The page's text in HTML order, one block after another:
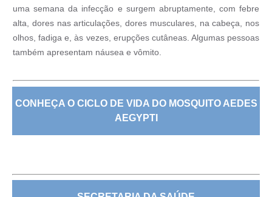
uma semana da infecção e surgem abruptamente, com febre
alta, dores nas articulações, dores musculares, na cabeça, nos
olhos, fadiga e, às vezes, erupções cutâneas. Algumas pessoas
também apresentam náusea e vômito.
CONHEÇA O CIC LO DE VIDA DO MOSQUITO AEDES
AEGYPTI